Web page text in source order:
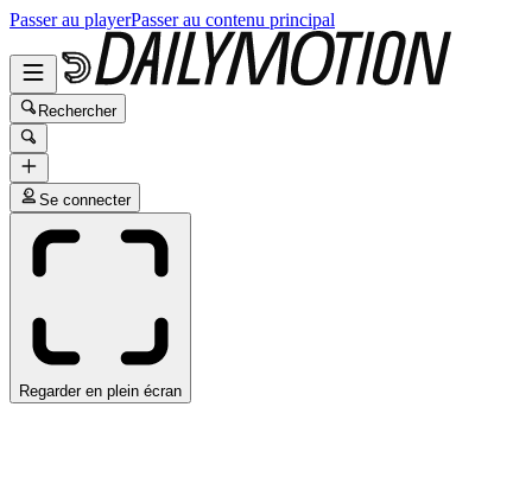
Passer au playerPasser au contenu principal
Rechercher
Se connecter
Regarder en plein écran